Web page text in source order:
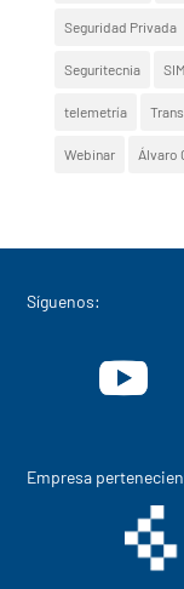
Seguridad Privada
Seguritecnia
telemetría
Webinar Álvaro
Síguenos:
Empresa